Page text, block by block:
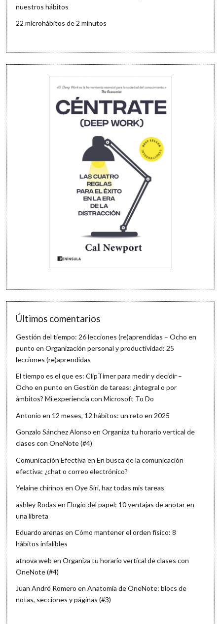
nuestros hábitos
22 microhábitos de 2 minutos
Últimos comentarios
Gestión del tiempo: 26 lecciones (re)aprendidas – Ocho en
punto enOrganización personal y productividad: 25
lecciones (re)aprendidas
El tiempo es el que es: ClipTimer para medir y decidir –
Ocho en punto enGestión de tareas: ¿integral o por
ámbitos? Mi experiencia con Microsoft To Do
Antonio en 12 meses, 12 hábitos: un reto en 2025
Gonzalo Sánchez Alonso enOrganiza tu horario vertical de
clases con OneNote (#4)
Comunicación Efectiva enEn busca de la comunicación
efectiva: ¿chat o correo electrónico?
Yelaine chirinos enOye Siri, haz todas mis tareas
ashley Rodas enElogio del papel: 10 ventajas de anotar en
una libreta
Eduardo arenas enCómo mantener el orden físico: 8
hábitos infalibles
atnova web enOrganiza tu horario vertical de clases con
OneNote (#4)
Juan André Romero enAnatomía de OneNote: blocs de
notas, secciones y páginas (#3)